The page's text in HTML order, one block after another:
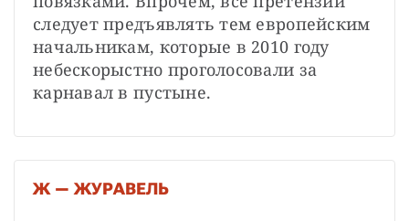
следует предъявлять тем европейским
начальникам, которые в 2010 году
небескорыстно проголосовали за
карнавал в пустыне.
Ж — ЖУРАВЕЛЬ